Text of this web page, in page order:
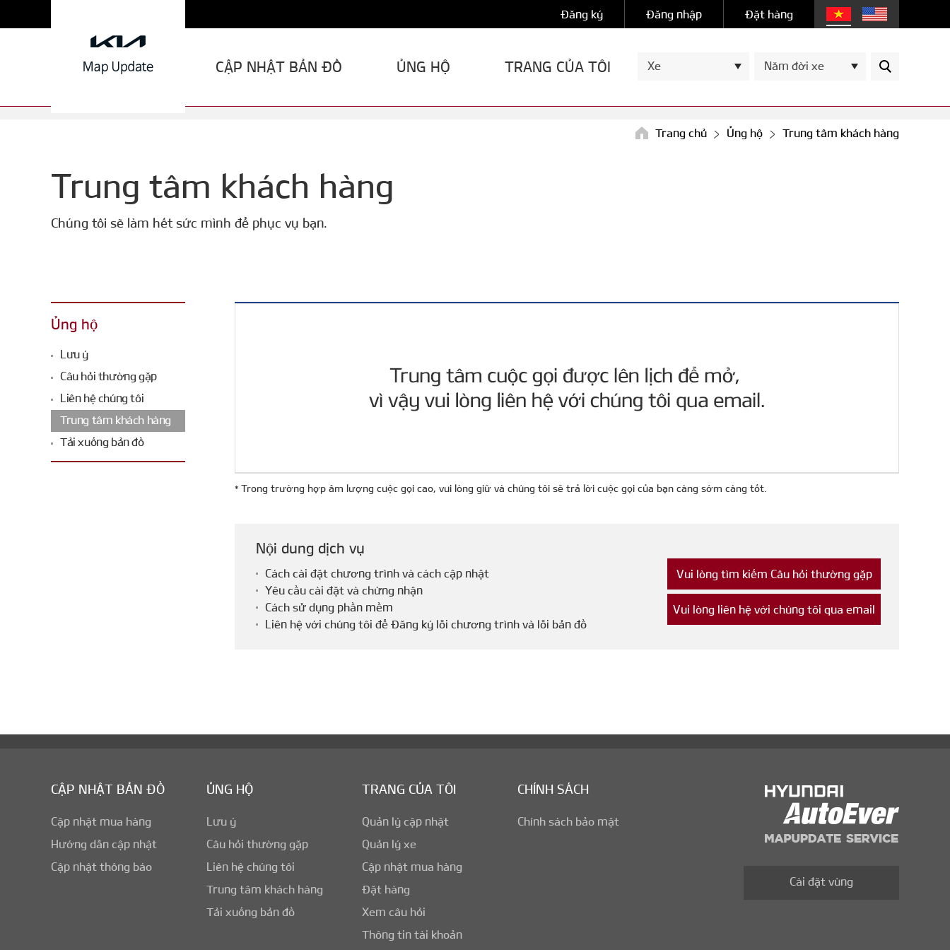
Đăng ký Đăng nhập Đặt hàng
Xe Năm đời xe
CẬP NHẬT BẢN ĐỒ ỦNG HỘ TRANG CỦA TÔI
Trang chủ Ủng hộ Trung tâm khách hàng
Trung tâm khách hàng
Chúng tôi sẽ làm hết sức mình để phục vụ bạn.
Ủng hộ
Lưu ý
Câu hỏi thường gặp
Liên hệ chúng tôi
Trung tâm khách hàng
Tải xuống bản đồ
Trong trường hợp âm lượng cuộc gọi cao, vui lòng giữ và chúng tôi sẽ trả lời cuộc gọi của bạn càng sớm càng tốt.
Nội dung dịch vụ
Cách cài đặt chương trình và cách cập nhật
Yêu cầu cài đặt và chứng nhận
Cách sử dụng phần mềm
Liên hệ với chúng tôi để Đăng ký lỗi chương trình và lỗi bản đồ
Vui lòng tìm kiếm Câu hỏi thường gặp
của chúng tôi trước
Vui lòng liên hệ với chúng tôi qua email
CẬP NHẬT BẢN ĐỒ
Cập nhật mua hàng
Hướng dẫn cập nhật
Cập nhật thông báo
ỦNG HỘ
Lưu ý
Câu hỏi thường gặp
Liên hệ chúng tôi
Trung tâm khách hàng
Tải xuống bản đồ
TRANG CỦA TÔI
Quản lý cập nhật
Quản lý xe
Cập nhật mua hàng
Đặt hàng
Xem câu hỏi
Thông tin tài khoản
CHÍNH SÁCH
Chính sách bảo mật
Cài đặt vùng